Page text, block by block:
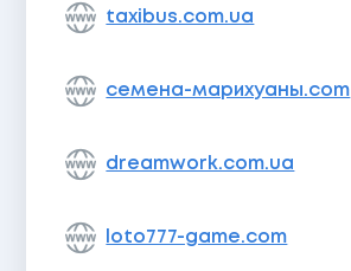
taxibus.com.ua
семена-марихуаны.com
dreamwork.com.ua
loto777-game.com